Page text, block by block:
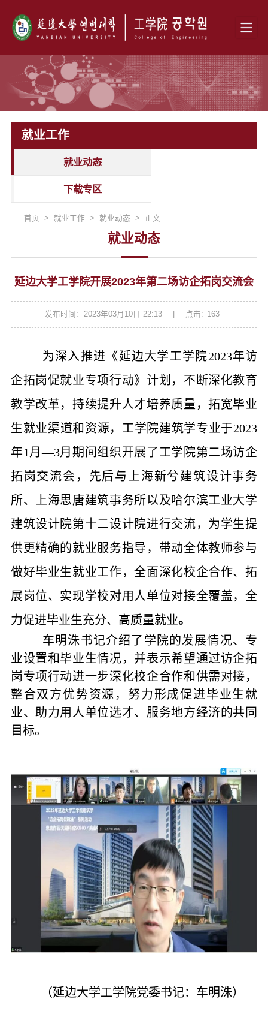
就业工作
就业动态
下载专区
首页 > 就业工作 > 就业动态 > 正文
就业动态
延边大学工学院开展2023年第二场访企拓岗交流会
发布时间：2023年03月10日 22:13 点击: 163
为深入推进《延边大学工学院2023年访
企拓岗促就业专项行动》计划，不断深化教育
教学改革，持续提升人才培养质量，拓宽毕业
生就业渠道和资源，工学院建筑学专业于2023
年1月—3月期间组织开展了工学院第二场访企
拓岗交流会，先后与上海新兮建筑设计事务
所、上海思唐建筑事务所以及哈尔滨工业大学
建筑设计院第十二设计院进行交流，为学生提
供更精确的就业服务指导，带动全体教师参与
做好毕业生就业工作，全面深化校企合作、拓
展岗位、实现学校对用人单位对接全覆盖，全
力促进毕业生充分、高质量就业。
车明洙书记介绍了学院的发展情况、专
业设置和毕业生情况，并表示希望通过访企拓
岗专项行动进一步深化校企合作和供需对接，
整合双方优势资源，努力形成促进毕业生就
业、助力用人单位选才、服务地方经济的共同
目标。
（延边大学工学院党委书记：车明洙）